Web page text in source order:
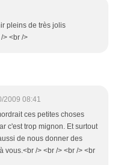
pleins de très jolis
> <br />
2009 08:41
ces petites choses
c'est trop mignon. Et surtout
de nous donner des
vous.<br /> <br /> <br /> <br